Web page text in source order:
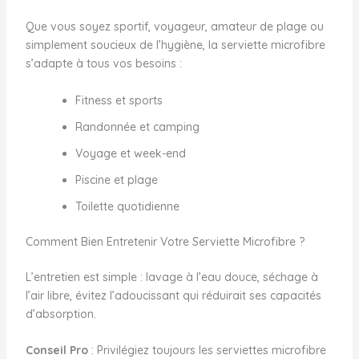
Que vous soyez sportif, voyageur, amateur de plage ou
simplement soucieux de l’hygiène, la serviette microfibre
s’adapte à tous vos besoins :
Fitness et sports
Randonnée et camping
Voyage et week-end
Piscine et plage
Toilette quotidienne
Comment Bien Entretenir Votre Serviette Microfibre ?
L’entretien est simple : lavage à l’eau douce, séchage à
l’air libre, évitez l’adoucissant qui réduirait ses capacités
d’absorption.
Conseil Pro: Privilégiez toujours les serviettes microfibre